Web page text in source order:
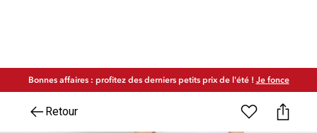
Bonnes affaires : profitez des derniers petits prix de l'été ! Je fonce
Retour